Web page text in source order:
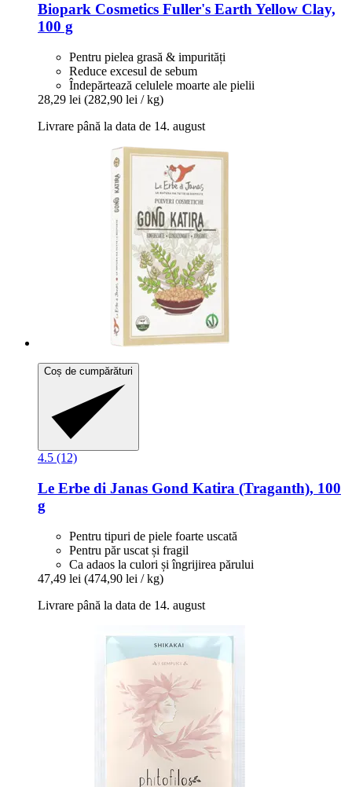
Biopark Cosmetics Fuller's Earth Yellow Clay,
100 g
Pentru pielea grasă & impurități
Reduce excesul de sebum
Îndepărtează celulele moarte ale pielii
28,29 lei (282,90 lei / kg)
Livrare până la data de 14. august
Coș de cumpărături
4.5 (12)
Le Erbe di Janas Gond Katira (Traganth), 100
g
Pentru tipuri de piele foarte uscată
Pentru păr uscat și fragil
Ca adaos la culori și îngrijirea părului
47,49 lei (474,90 lei / kg)
Livrare până la data de 14. august